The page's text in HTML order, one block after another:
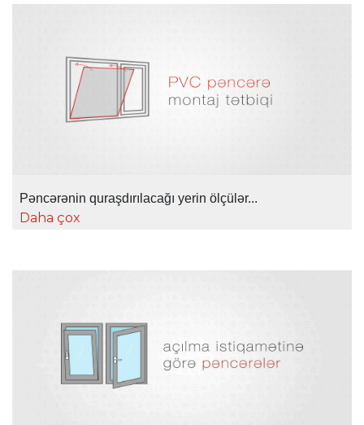
Pəncərənin quraşdırılacağı yerin ölçülər...
Daha çox